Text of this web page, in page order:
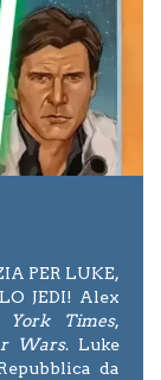
PER LUKE,
JEDI! Alex
York Times,
Wars. Luke
da